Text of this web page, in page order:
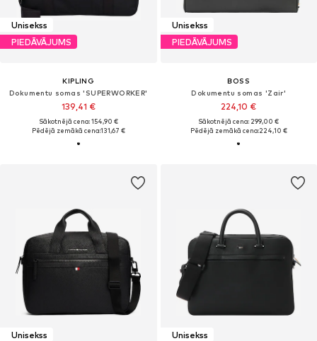
Unisekss
PIEDĀVĀJUMS
KIPLING
Dokumentu somas 'SUPERWORKER'
139,41 €
Sākotnējā cena: 154,90 €
Pēdējā zemākā cena:131,67 €
Unisekss
PIEDĀVĀJUMS
BOSS
Dokumentu somas 'Zair'
224,10 €
Sākotnējā cena: 299,00 €
Pēdējā zemākā cena:224,10 €
Unisekss
Unisekss